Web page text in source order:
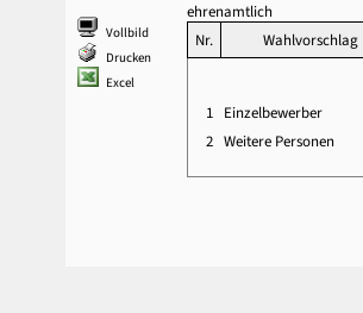
Vollbild
Drucken
Excel
ehrenamtlich
Nr.
Wahlvorschlag
1 Einzelbewerber
2 Weitere Personen